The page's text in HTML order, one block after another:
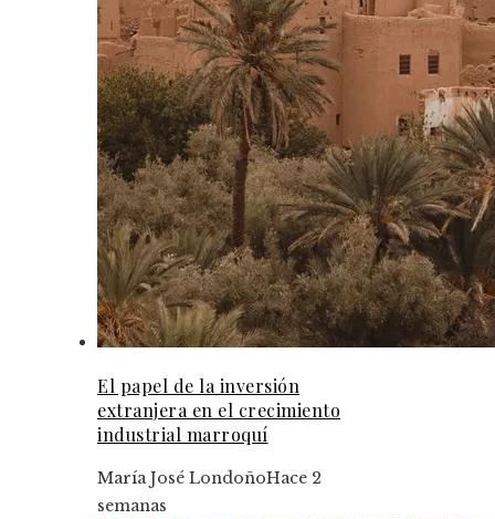
El papel de la inversión
extranjera en el crecimiento
industrial marroquí
María José LondoñoHace 2
semanas